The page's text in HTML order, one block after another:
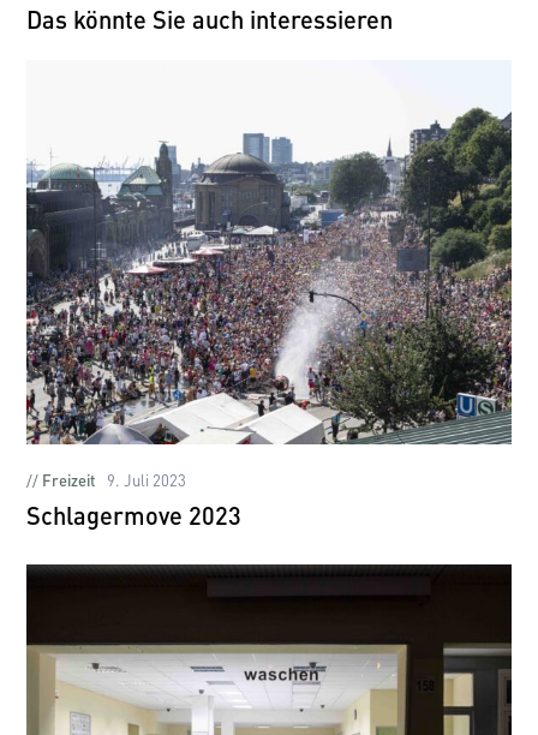
Das könnte Sie auch interessieren
Freizeit 9. Juli 2023
Schlagermove 2023